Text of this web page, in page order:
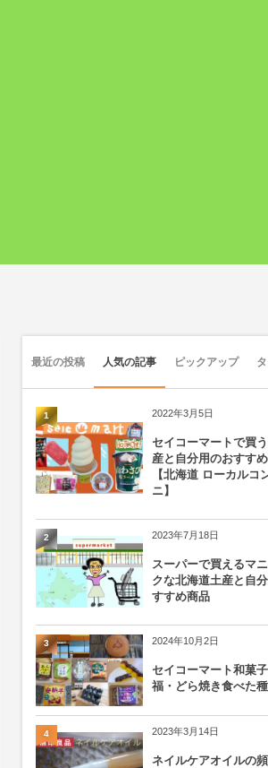
最近の投稿 人気の記事 ピックアップ
2022年3月5日
セイコーマートで買
産と自分用のおすす
【北海道 ローカルコ
ニ】
1
2023年7月18日
スーパーで買えるマ
クな北海道土産と自
すすめ商品
2
2024年10月2日
セイコーマート和菓
福・どら焼き食べた
3
2023年3月14日
ネイルケアオイルの
4